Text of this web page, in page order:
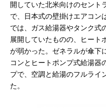
開していた北米向けのセント
で、日本式の壁掛けエアコン
では、ガス給湯器やタンク式
展開していたものの、ヒート
が弱かった。ゼネラルが傘下
コンとヒートポンプ式給湯器
プで、空調と給湯のフルライ
た。